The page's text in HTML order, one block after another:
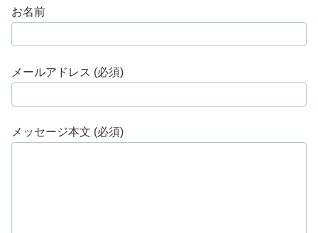
お名前
メールアドレス (必須)
メッセージ本文 (必須)